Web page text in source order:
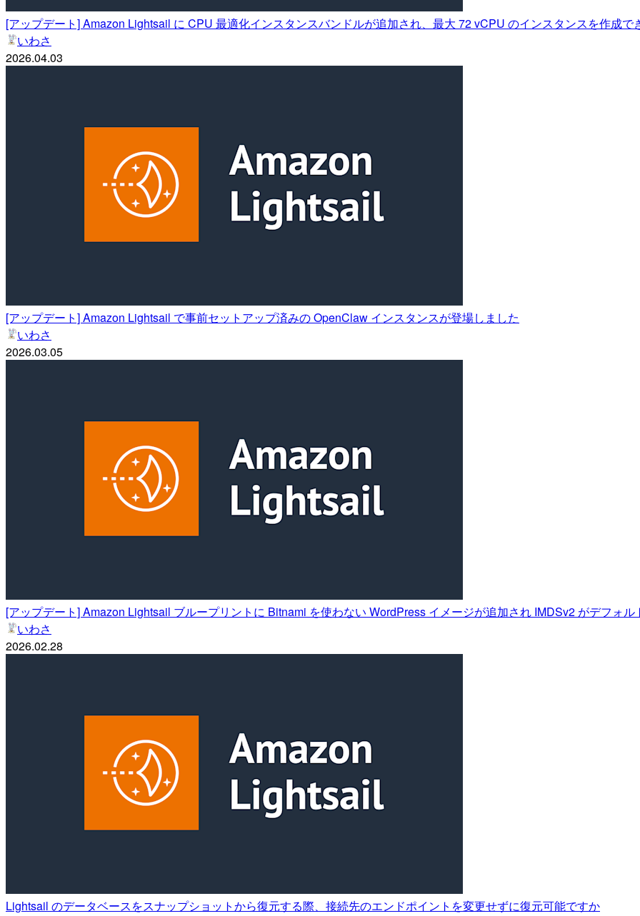
[アップデート] Amazon Lightsail に CPU 最適化インスタンスバンドルが追加され、最大 72 vCPU のインスタンスを作成で
いわさ
2026.04.03
[アップデート] Amazon Lightsail で事前セットアップ済みの OpenClaw インスタンスが登場しました
いわさ
2026.03.05
[アップデート] Amazon Lightsail ブループリントに Bitnami を使わない WordPress イメージが追加され IMDSv2 がデフォ
いわさ
2026.02.28
Lightsail のデータベースをスナップショットから復元する際、接続先のエンドポイントを変更せずに復元可能ですか